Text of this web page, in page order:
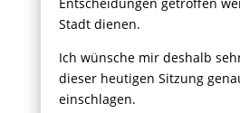
Stadt dienen.
Ich wünsche mir deshalb
dieser heutigen Sitzung
einschlagen.